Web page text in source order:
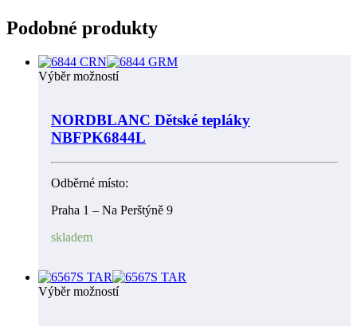
Podobné produkty
Výběr možností
NORDBLANC Dětské tepláky
NBFPK6844L
Odběrné místo:
Praha 1 – Na Perštýně 9
skladem
Výběr možností